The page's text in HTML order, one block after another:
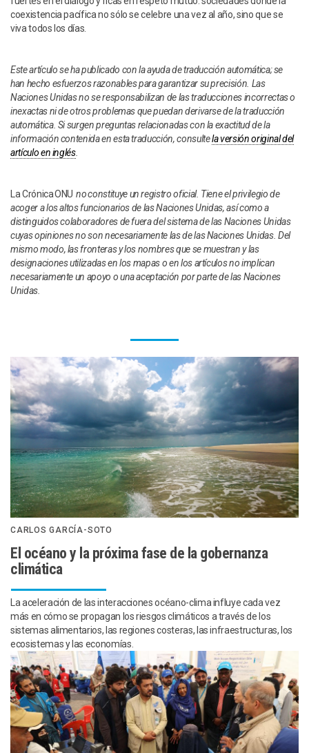
coexistencia pacífica no sólo se celebre una vez al año, sino que se
viva todos los días.
Este artículo se ha publicado con la ayuda de traducción automática; se
han hecho esfuerzos razonables para garantizar su precisión. Las
Naciones Unidas no se responsabilizan de las traducciones incorrectas o
inexactas ni de otros problemas que puedan derivarse de la traducción
automática. Si surgen preguntas relacionadas con la exactitud de la
información contenida en esta traducción, consultela versión original del
artículo en inglés.
La Crónica ONUno constituye un registro oficial. Tiene el privilegio de
acoger a los altos funcionarios de las Naciones Unidas, así como a
distinguidos colaboradores de fuera del sistema de las Naciones Unidas
cuyas opiniones no son necesariamente las de las Naciones Unidas. Del
mismo modo, las fronteras y los nombres que se muestran y las
designaciones utilizadas en los mapas o en los artículos no implican
necesariamente un apoyo o una aceptación por parte de las Naciones
Unidas.
CARLOS GARCÍA-SOTO
El océano y la próxima fase de la gobernanza
climática
La aceleración de las interacciones océano-clima influye cada vez
más en cómo se propagan los riesgos climáticos a través de los
sistemas alimentarios, las regiones costeras, las infraestructuras, los
ecosistemas y las economías.